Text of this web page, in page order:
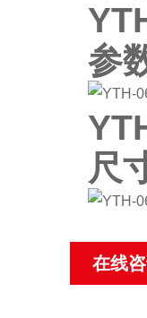
参
尺
在线